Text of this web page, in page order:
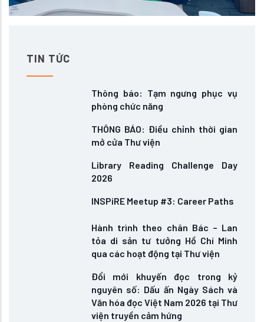
TIN TỨC
Thông báo: Tạm ngưng phục vụ
phòng chức năng
THÔNG BÁO: Điều chỉnh thời gian
mở cửa Thư viện
Library Reading Challenge Day
2026
INSPiRE Meetup #3: Career Paths
Hành trình theo chân Bác – Lan
tỏa di sản tư tưởng Hồ Chí Minh
qua các hoạt động tại Thư viện
Đổi mới khuyến đọc trong kỷ
nguyên số: Dấu ấn Ngày Sách và
Văn hóa đọc Việt Nam 2026 tại Thư
viện truyền cảm hứng